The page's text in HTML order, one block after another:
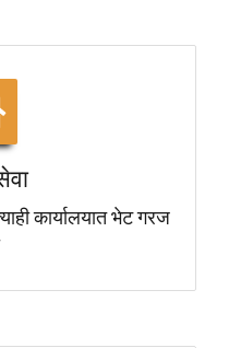
कार्यालयात भेट गरज